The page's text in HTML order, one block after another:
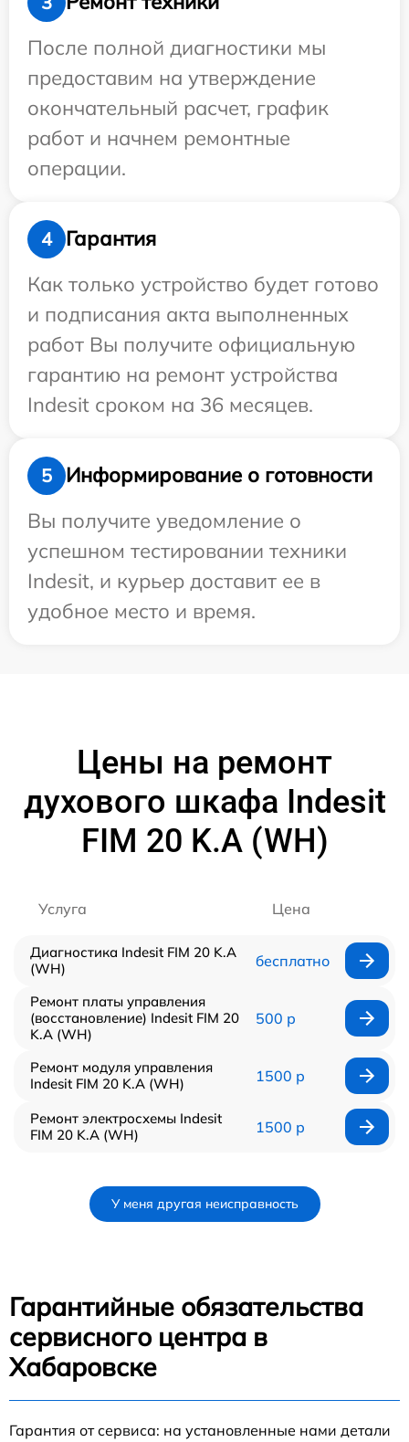
После полной диагностики мы
предоставим на утверждение
окончательный расчет, график
работ и начнем ремонтные
операции.
4
Гарантия
Как только устройство будет готово
и подписания акта выполненных
работ Вы получите официальную
гарантию на ремонт устройства
Indesit сроком на 36 месяцев.
5
Информирование о готовности
Вы получите уведомление о
успешном тестировании техники
Indesit, и курьер доставит ее в
удобное место и время.
Цены на ремонт
духового шкафа Indesit
FIM 20 K.A (WH)
Услуга Цена
Диагностика Indesit FIM 20 K.A
(WH)
бесплатно
Ремонт платы управления
(восстановление) Indesit FIM 20
K.A (WH)
500 р
Ремонт модуля управления
Indesit FIM 20 K.A (WH)
1500 р
Ремонт электросхемы Indesit
FIM 20 K.A (WH)
1500 р
У меня другая неисправность
Гарантийные обязательства
сервисного центра в
Хабаровске
Гарантия от сервиса: на установленные нами детали